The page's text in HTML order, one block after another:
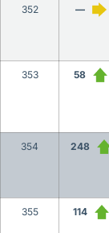
352 —
353 58
354 248
355 114